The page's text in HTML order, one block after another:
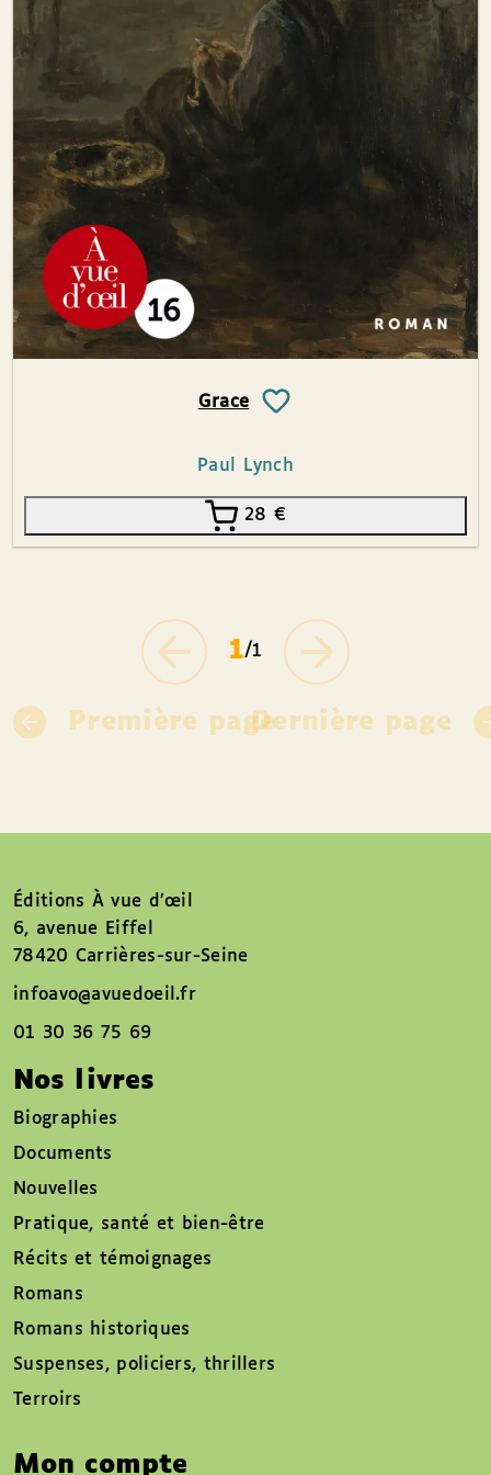
Grace
Paul Lynch
28 €
Première page
1/1
Dernière page
Éditions À vue d’œil
6, avenue Eiffel
78420 Carrières-sur-Seine
infoavo@avuedoeil.fr
01 30 36 75 69
Nos livres
Biographies
Documents
Nouvelles
Pratique, santé et bien-être
Récits et témoignages
Romans
Romans historiques
Suspenses, policiers, thrillers
Terroirs
Mon compte